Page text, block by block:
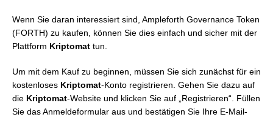
Wenn Sie daran interessiert sind, Ampleforth Governance Token
(FORTH) zu kaufen, können Sie dies einfach und sicher mit der
Plattform Kriptomat tun.
Um mit dem Kauf zu beginnen, müssen Sie sich zunächst für ein
kostenloses Kriptomat-Konto registrieren. Gehen Sie dazu auf
die Kriptomat-Website und klicken Sie auf „Registrieren“. Füllen
Sie das Anmeldeformular aus und bestätigen Sie Ihre E-Mail-